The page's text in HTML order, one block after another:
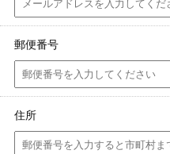
郵便番号
住所